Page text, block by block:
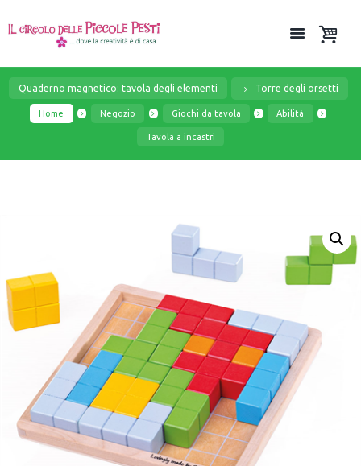
Quaderno magnetico: tavola degli elementi Torre degli orsetti
Home Negozio Giochi da tavola Abilità
Tavola a incastri